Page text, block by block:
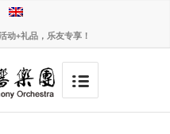
动+礼品，乐友专享！